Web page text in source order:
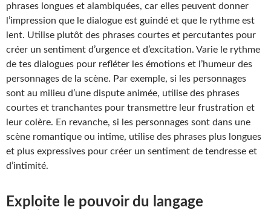
phrases longues et alambiquées, car elles peuvent donner
l’impression que le dialogue est guindé et que le rythme est
lent. Utilise plutôt des phrases courtes et percutantes pour
créer un sentiment d’urgence et d’excitation. Varie le rythme
de tes dialogues pour refléter les émotions et l’humeur des
personnages de la scène. Par exemple, si les personnages
sont au milieu d’une dispute animée, utilise des phrases
courtes et tranchantes pour transmettre leur frustration et
leur colère. En revanche, si les personnages sont dans une
scène romantique ou intime, utilise des phrases plus longues
et plus expressives pour créer un sentiment de tendresse et
d’intimité.
Exploite le pouvoir du langage